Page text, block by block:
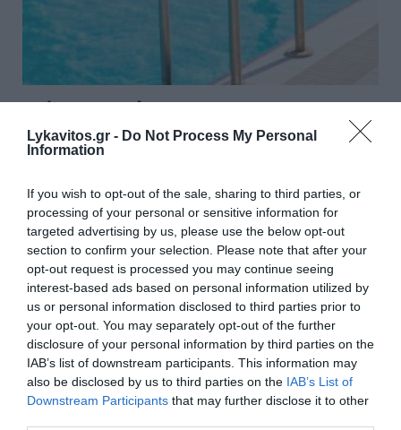
Lykavitos.gr - Do Not Process My Personal
Information
If you wish to opt-out of the sale, sharing to third parties, or
processing of your personal or sensitive information for
targeted advertising by us, please use the below opt-out
section to confirm your selection. Please note that after your
opt-out request is processed you may continue seeing
interest-based ads based on personal information utilized by
us or personal information disclosed to third parties prior to
your opt-out. You may separately opt-out of the further
disclosure of your personal information by third parties on the
IAB’s list of downstream participants. This information may
also be disclosed by us to third parties on the IAB’s List of
Downstream Participants that may further disclose it to other
Πάρος: Πνίγηκε 4χρονος σε
πισίνα beach bar - Για
κατηγορούνται οι γονείς και ο
ιδιοκτήτης
Τραγωδία εκτυλίχτηκε στην Πάρο με 4χρονο παιδί να
χάνει τη ζωή του σε πισίνα beach bar. Σύμφωνα με
πληροφορίες, έχουν προσαχθεί οι γονείς του παιδιού
και ο ιδιοκτήτης του καταστήματος. Πληροφορίες
αναφέρουν ...
19:33 | 08 Αυγούστου 2026 Ελλάδα